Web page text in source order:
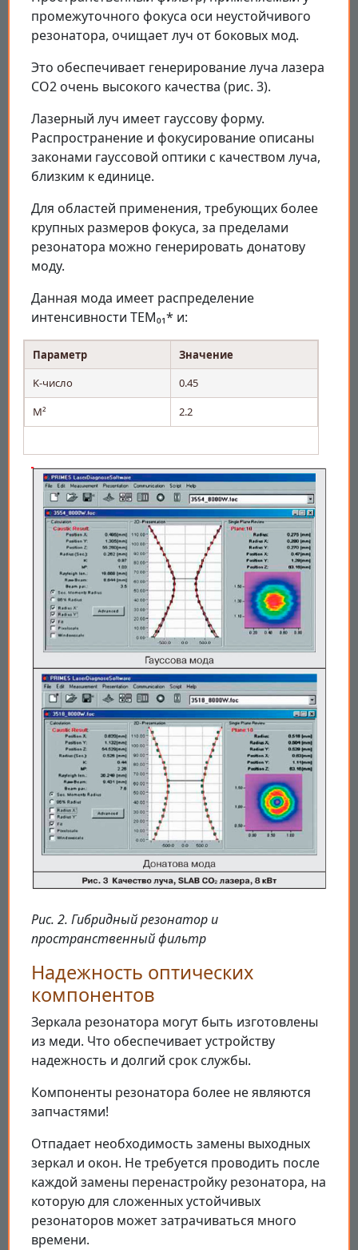
промежуточного фокуса оси неустойчивого
резонатора, очищает луч от боковых мод.
Это обеспечивает генерирование луча лазера
CO2 очень высокого качества (рис. 3).
Лазерный луч имеет гауссову форму.
Распространение и фокусирование описаны
законами гауссовой оптики с качеством луча,
близким к единице.
Для областей применения, требующих более
крупных размеров фокуса, за пределами
резонатора можно генерировать донатову
моду.
Данная мода имеет распределение
интенсивности TEM₀₁* и:
Параметр
Значение
K-число
0.45
M²
2.2
Рис. 2. Гибридный резонатор и
пространственный фильтр
Надежность оптических
компонентов
Зеркала резонатора могут быть изготовлены
из меди. Что обеспечивает устройству
надежность и долгий срок службы.
Компоненты резонатора более не являются
запчастями!
Отпадает необходимость замены выходных
зеркал и окон. Не требуется проводить после
каждой замены перенастройку резонатора, на
которую для сложенных устойчивых
резонаторов может затрачиваться много
времени.